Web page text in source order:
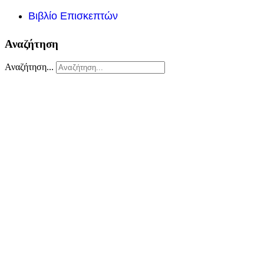
Βιβλίο Επισκεπτών
Αναζήτηση
Αναζήτηση...